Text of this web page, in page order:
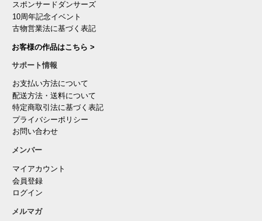
スポンサードダンサーズ
10周年記念イベント
古物営業法に基づく表記
お客様の作品はこちら >
サポート情報
お支払い方法について
配送方法・送料について
特定商取引法に基づく表記
プライバシーポリシー
お問い合わせ
メンバー
マイアカウント
会員登録
ログイン
メルマガ